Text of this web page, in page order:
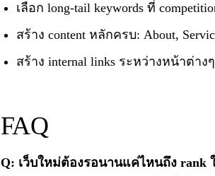
เลือก long-tail keywords ที่
สร้าง content หลักครบ: About,
สร้าง internal links ระหว่างหน้าต่าง
FAQ
Q: เว็บใหม่ต้องรอนานแค่ไหนถึง rank